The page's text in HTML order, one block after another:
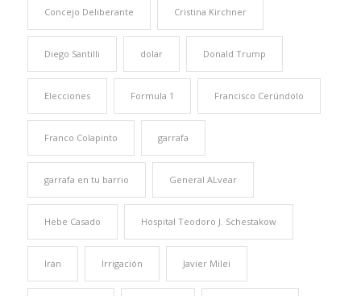
Concejo Deliberante Cristina Kirchner
Diego Santilli dolar Donald Trump
Elecciones Formula 1 Francisco Cerúndolo
Franco Colapinto garrafa
garrafa en tu barrio General ALvear
Hebe Casado Hospital Teodoro J. Schestakow
Iran Irrigación Javier Milei